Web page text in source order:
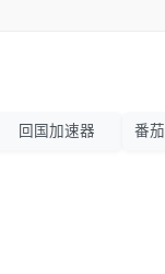
回国加速器 番